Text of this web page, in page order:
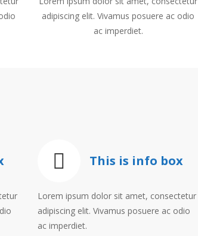
adipiscing elit. Vivamus posuere ac odio
ac imperdiet.
This is info box
Lorem ipsum dolor sit amet, consectetur
adipiscing elit. Vivamus posuere ac odio
ac imperdiet.